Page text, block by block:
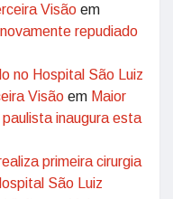
Visão em
repudiado
no Hospital São Luiz
Visão em Maior
inaugura esta
primeira cirurgia
São Luiz